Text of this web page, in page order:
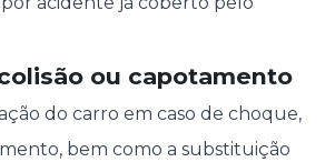
ou capotamento
do carro em caso de choque,
bem como a substituição